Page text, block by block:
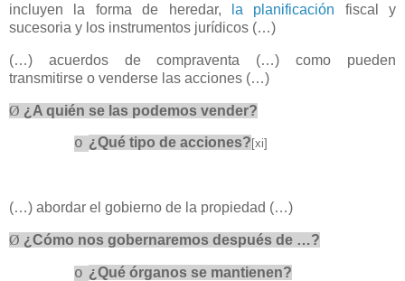
incluyen la forma de heredar,
la planificación fiscal y
sucesoria y los instrumentos jurídicos (…)
(…) acuerdos de compraventa (…) como pueden
transmitirse o venderse las acciones (…)
Ø ¿A quién se las podemos vender?
o ¿Qué tipo de acciones? [xi]
(…) abordar el gobierno de la propiedad (…)
Ø ¿Cómo nos gobernaremos después de …?
o ¿Qué órganos se mantienen?